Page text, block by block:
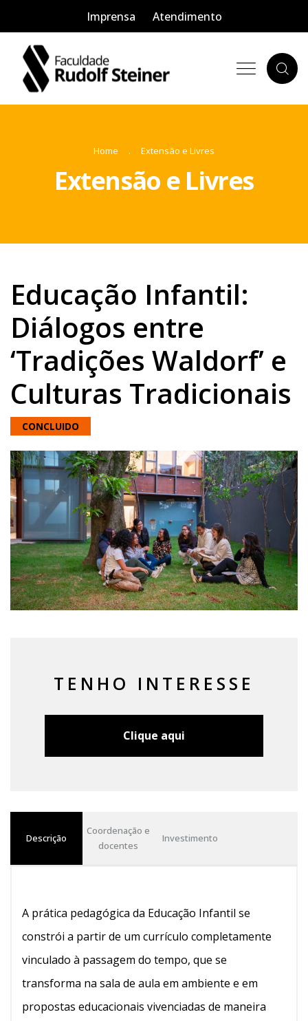
Imprensa Atendimento
Home Extensão e Livres
Extensão e Livres
Educação Infantil:
Diálogos entre
‘Tradições Waldorf’ e
Culturas Tradicionais
CONCLUIDO
TENHO INTERESSE
Clique aqui
Descrição
Coordenação e
docentes
Investimento
A prática pedagógica da Educação Infantil se
constrói a partir de um currículo completamente
vinculado à passagem do tempo, que se
transforma na sala de aula em ambiente e em
propostas educacionais vivenciadas de maneira